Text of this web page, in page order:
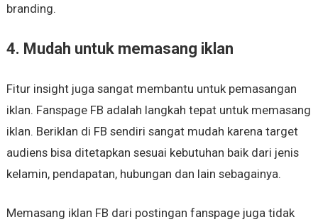
branding.
4. Mudah untuk memasang iklan
Fitur insight juga sangat membantu untuk pemasangan
iklan. Fanspage FB adalah langkah tepat untuk memasang
iklan. Beriklan di FB sendiri sangat mudah karena target
audiens bisa ditetapkan sesuai kebutuhan baik dari jenis
kelamin, pendapatan, hubungan dan lain sebagainya.
Memasang iklan FB dari postingan fanspage juga tidak